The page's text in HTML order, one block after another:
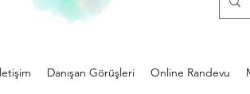
Danışan Görüşleri Online Randevu